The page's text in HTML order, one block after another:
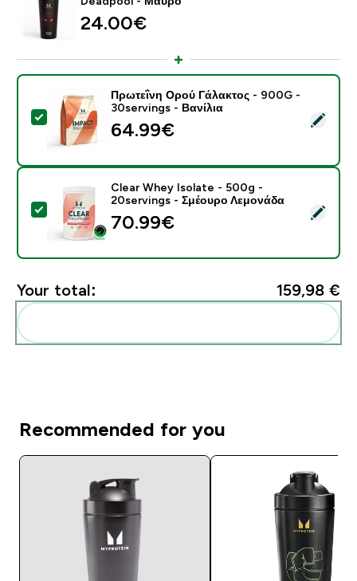
24.00€‎
Select this product - Πρωτεΐνη Ορού Γάλακτος -
Πρωτεΐνη Ορού Γάλακτος - 900G -
30servings - Βανίλια
64.99€‎
Select this product - Clear Whey Isolate - 500g -
Clear Whey Isolate - 500g -
20servings - Σμέουρο Λεμονάδα
70.99€‎
Your total: 159,98 €‎
Recommended for you